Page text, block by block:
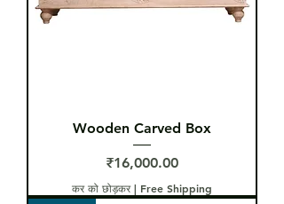
Wooden Carved Box
मूल्य
₹16,000.00
कर को छोड़कर| Free Shipping